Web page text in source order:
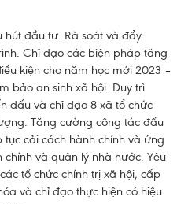
hút đầu tư. Rà soát và đẩy
Chỉ đạo các biện pháp tăng
kiện cho năm học mới 2023 –
bảo an sinh xã hội. Duy trì
đấu và chỉ đạo 8 xã tổ chức
Tăng cường công tác đấu
cải cách hành chính và ứng
và quản lý nhà nước. Yêu
tổ chức chính trị xã hội, cấp
và chỉ đạo thực hiện có hiệu